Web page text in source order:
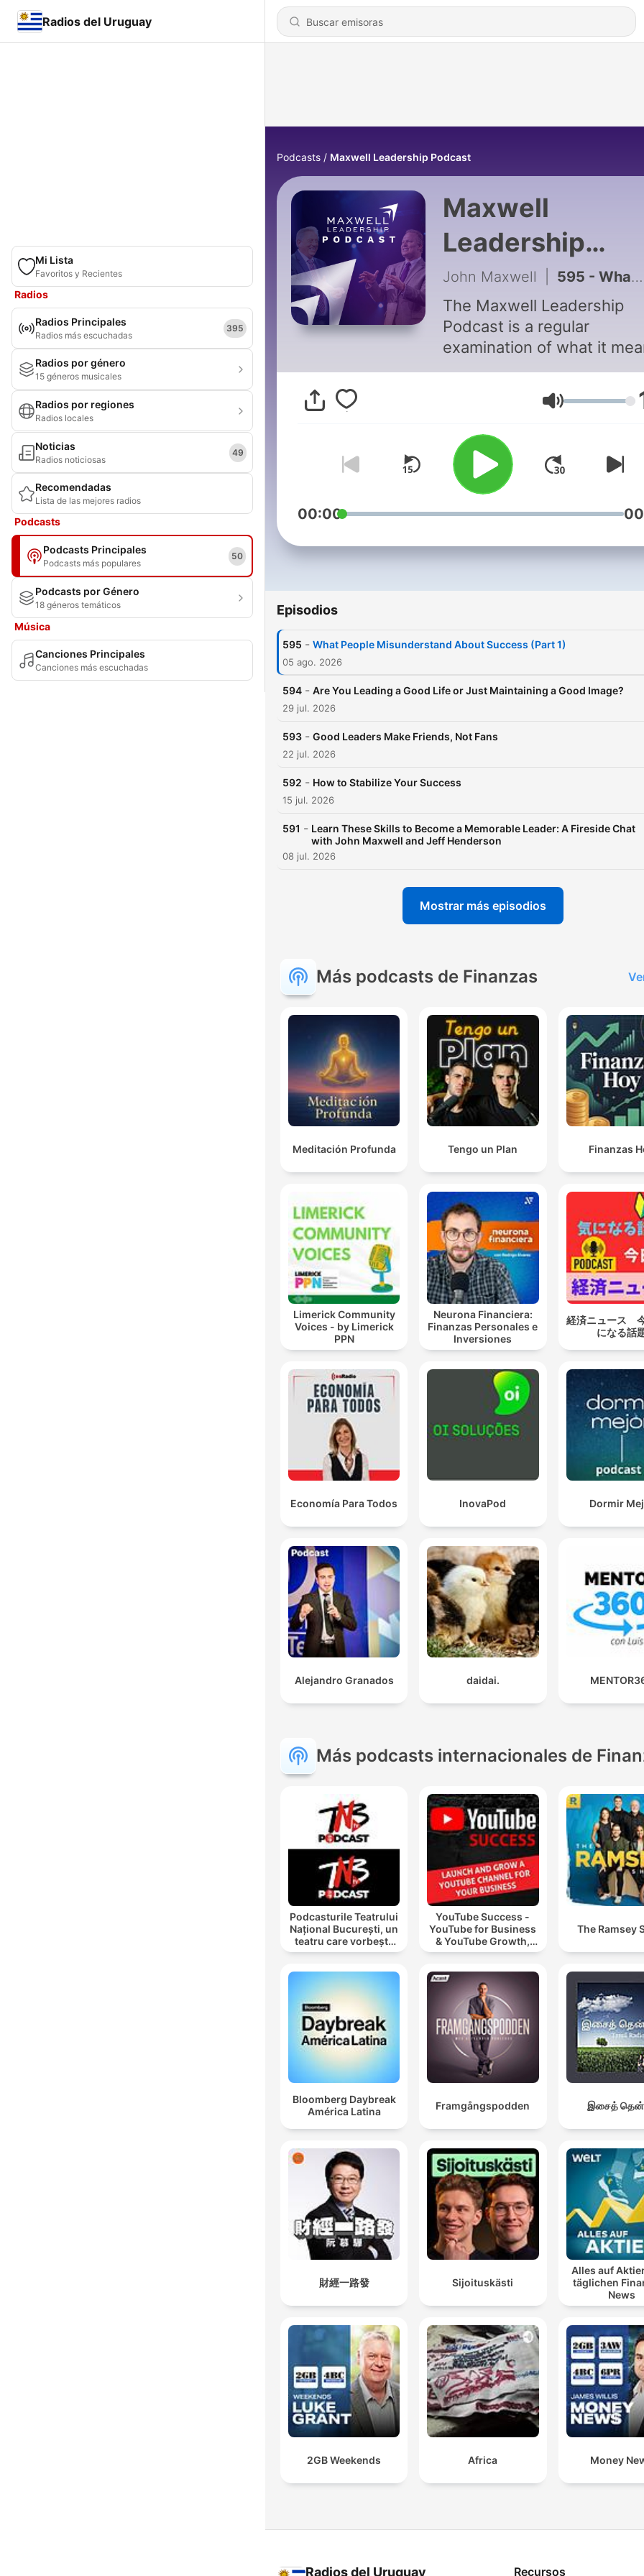
Radios del Uruguay
Mi Lista
Favoritos y Recientes
Radios
Radios Principales
Radios más escuchadas
395
Radios por género
15 géneros musicales
Radios por regiones
Radios locales
Noticias
Radios noticiosas
49
Recomendadas
Lista de las mejores radios
Podcasts
Podcasts Principales
Podcasts más populares
50
Podcasts por Género
18 géneros temáticos
Música
Canciones Principales
Canciones más escuchadas
Podcasts Maxwell Leadership Podcast
Maxwell
Leadership
Podcast
John Maxwell 595 - What People Misunderstand About Success (Part 1)
The Maxwell Leadership
Podcast is a regular
examination of what it
to be a transformational
—someone who daily
influences people to think,
speak, and act to make a
positive difference in their
lives and in the lives of
This podcast will teach
principles, practices, and
transformational leader
event—it's an uphill
tool to help you on this
show you the way.
Volumen
00:00
Episodios
595 - What People Misunderstand About Success (Part 1)
05 ago. 2026
594 - Are You Leading a Good Life or Just Maintaining a Good Image?
29 jul. 2026
593 - Good Leaders Make Friends, Not Fans
22 jul. 2026
592 - How to Stabilize Your Success
15 jul. 2026
591 - Learn These Skills to Become a Memorable Leader: A Fireside Chat
with John Maxwell and Jeff Henderson
08 jul. 2026
Mostrar más episodios
Más podcasts de Finanzas
Meditación Profunda Tengo un Plan Finanzas
Limerick Community
Voices - by Limerick
PPN
Neurona Financiera:
Finanzas Personales e
Inversiones
経済ニュース
になる話
Economía Para Todos InovaPod Dormir
Alejandro Granados daidai.
Más podcasts internacionales de
Podcasturile Teatrului
Național București, un
teatru care vorbește
cu tine
YouTube Success -
YouTube for Business
& YouTube Growth,
Video Marketing
The Ramsey
Bloomberg Daybreak
América Latina
Framgångspodden இசைத்
財經一路發 Sijoituskästi
Alles auf
täglichen
News
2GB Weekends Africa Money
Radios del Uruguay Recursos